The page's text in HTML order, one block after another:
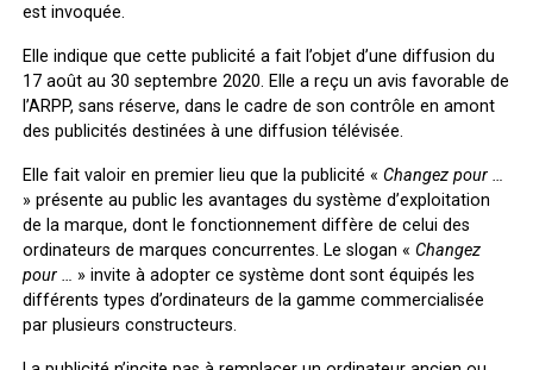
est invoquée.
Elle indique que cette publicité a fait l’objet d’une diffusion du
17 août au 30 septembre 2020. Elle a reçu un avis favorable de
l’ARPP, sans réserve, dans le cadre de son contrôle en amont
des publicités destinées à une diffusion télévisée.
Elle fait valoir en premier lieu que la publicité « Changez pour …
» présente au public les avantages du système d’exploitation
de la marque, dont le fonctionnement diffère de celui des
ordinateurs de marques concurrentes. Le slogan « Changez
pour … » invite à adopter ce système dont sont équipés les
différents types d’ordinateurs de la gamme commercialisée
par plusieurs constructeurs.